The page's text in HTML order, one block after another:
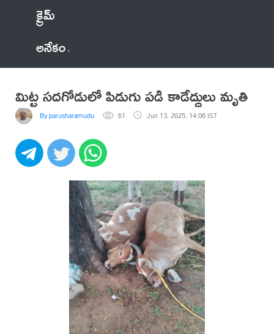
క్రైమ్
అనేకం
మిట్ట సదగోడులో పిడుగు పడి కాడేద్దులు మృతి
By parusharamudu 61 Jun 13, 2025, 14:06 IST